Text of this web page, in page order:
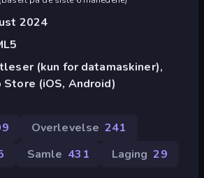
2024
(kun for datamaskiner),
Store (iOS, Android)
Overlevelse 241
Samle 431 Laging 29